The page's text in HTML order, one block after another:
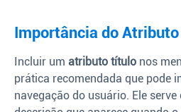
Importância do
Incluir um atributo título nos
prática recomendada que pode
navegação do usuário. Ele